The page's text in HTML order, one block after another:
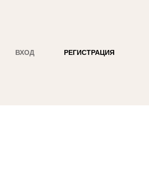
ВХОД РЕГИСТРАЦИЯ